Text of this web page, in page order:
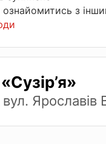
з
Ярославів